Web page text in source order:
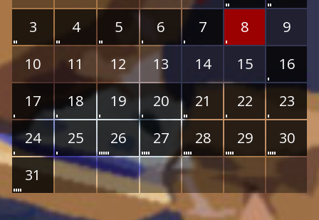
3
4 5 6 7 8
9
10
11 12 13 14 15
16
17
18 19 20 21 22
23
24
25 26 27 28 29
30
31